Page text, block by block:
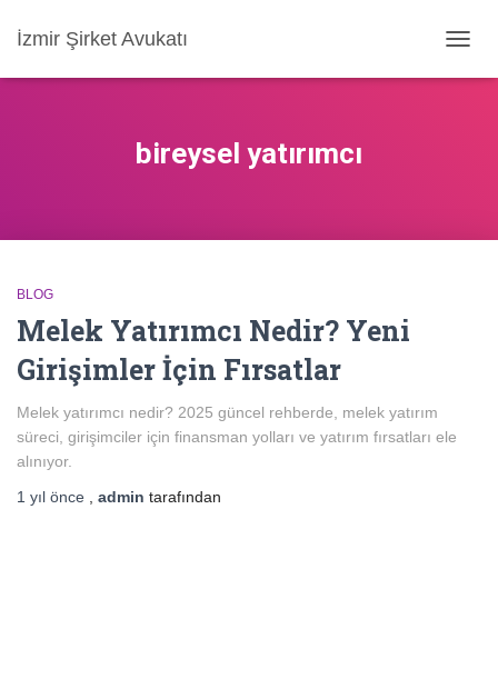
İzmir Şirket Avukatı
AÇ/
bireysel yatırımcı
BLOG
Melek Yatırımcı Nedir? Yeni
Girişimler İçin Fırsatlar
Melek yatırımcı nedir? 2025 güncel rehberde, melek yatırım
süreci, girişimciler için finansman yolları ve yatırım fırsatları ele
alınıyor.
1 yıl önce admin tarafından